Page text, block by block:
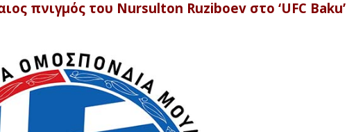
πνιγμός του Nursulton Ruziboev στο ‘UFC Baku’